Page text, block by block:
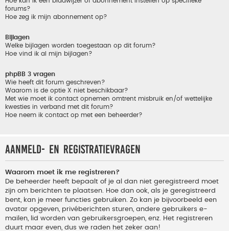
forums?
Hoe zeg ik mijn abonnement op?
Bijlagen
Welke bijlagen worden toegestaan op dit forum?
Hoe vind ik al mijn bijlagen?
phpBB 3 vragen
Wie heeft dit forum geschreven?
Waarom is de optie X niet beschikbaar?
Met wie moet ik contact opnemen omtrent misbruik en/of wettelijke
kwesties in verband met dit forum?
Hoe neem ik contact op met een beheerder?
Aanmeld- en registratievragen
Waarom moet ik me registreren?
De beheerder heeft bepaalt of je al dan niet geregistreerd moet
zijn om berichten te plaatsen. Hoe dan ook, als je geregistreerd
bent, kan je meer functies gebruiken. Zo kan je bijvoorbeeld een
avatar opgeven, privéberichten sturen, andere gebruikers e-
mailen, lid worden van gebruikersgroepen, enz. Het registreren
duurt maar even, dus we raden het zeker aan!